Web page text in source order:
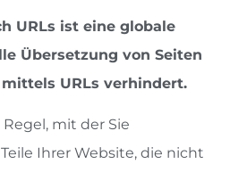
URLs ist eine globale
Übersetzung von Seiten
URLs verhindert.
mit der Sie
Ihrer Website, die nicht